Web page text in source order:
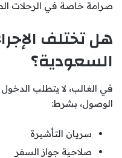
صرامة خاصة في الرحلات
هل تختلف
السعودية؟
في الغالب، لا يتطلب
الوصول، بشرط:
سريان التأشيرة
صلاحية جواز السفر